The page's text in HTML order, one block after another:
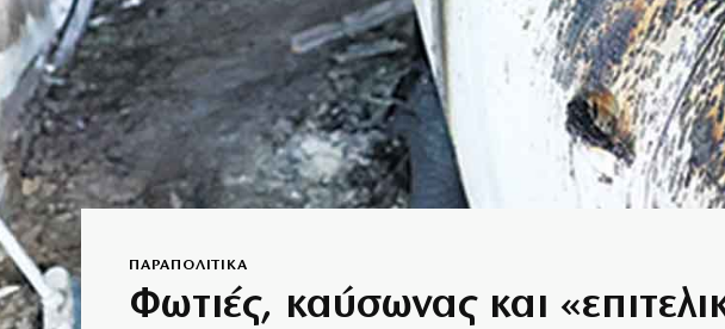
ΠΑΡΑΠΟΛΙΤΙΚΑ
Φωτιές, καύσωνας και